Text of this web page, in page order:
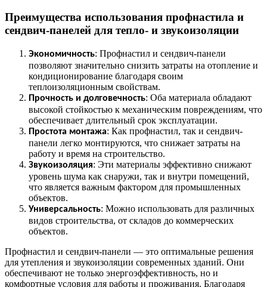
Преимущества использования профнастила и
сендвич-панелей для тепло- и звукоизоляции
Экономичность: Профнастил и сендвич-панели
позволяют значительно снизить затраты на отопление и
кондиционирование благодаря своим
теплоизоляционным свойствам.
Прочность и долговечность: Оба материала обладают
высокой стойкостью к механическим повреждениям, что
обеспечивает длительный срок эксплуатации.
Простота монтажа: Как профнастил, так и сендвич-
панели легко монтируются, что снижает затраты на
работу и время на строительство.
Звукоизоляция: Эти материалы эффективно снижают
уровень шума как снаружи, так и внутри помещений,
что является важным фактором для промышленных
объектов.
Универсальность: Можно использовать для различных
видов строительства, от складов до коммерческих
объектов.
Профнастил и сендвич-панели — это оптимальные решения
для утепления и звукоизоляции современных зданий. Они
обеспечивают не только энергоэффективность, но и
комфортные условия для работы и проживания. Благодаря